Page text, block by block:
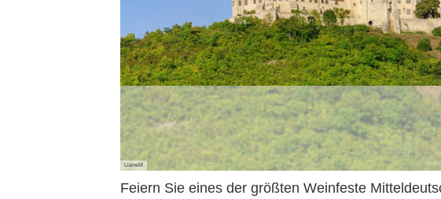
LianeM
Feiern Sie eines der größten Weinfeste